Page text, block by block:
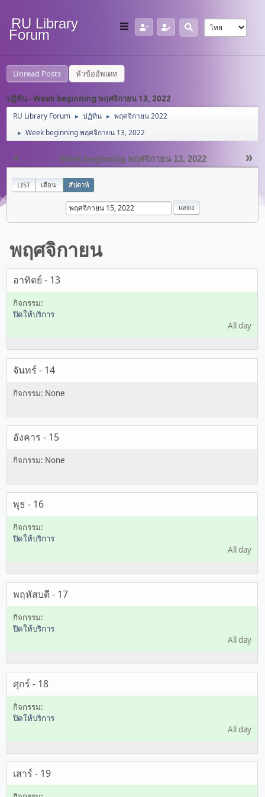
RU Library
Forum
Unread Posts หัวข้ออัพเดท
ปฏิทิน - Week beginning พฤศจิกายน 13, 2022
RU Library Forum ► ปฏิทิน ► พฤศจิกายน 2022
► Week beginning พฤศจิกายน 13, 2022
« »
Week beginning พฤศจิกายน 13, 2022
LIST เดือน: สัปดาห์
พฤศจิกายน
อาทิตย์ - 13
ปิดให้บริการ
All day
จันทร์ - 14
อังคาร - 15
พุธ - 16
ปิดให้บริการ
All day
พฤหัสบดี - 17
ปิดให้บริการ
All day
ศุกร์ - 18
ปิดให้บริการ
All day
เสาร์ - 19